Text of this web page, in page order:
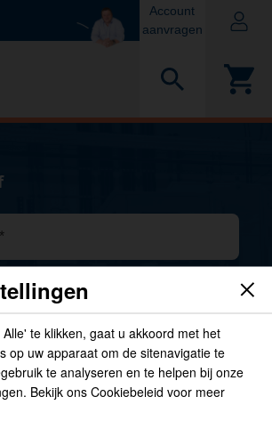
Account
aanvragen
je akkoord met de algemene voorwaarden en
Hagro
te klikken, gaat u akkoord met het
op uw apparaat om de sitenavigatie te
te analyseren en te helpen bij onze
Bekijk ons Cookiebeleid voor meer